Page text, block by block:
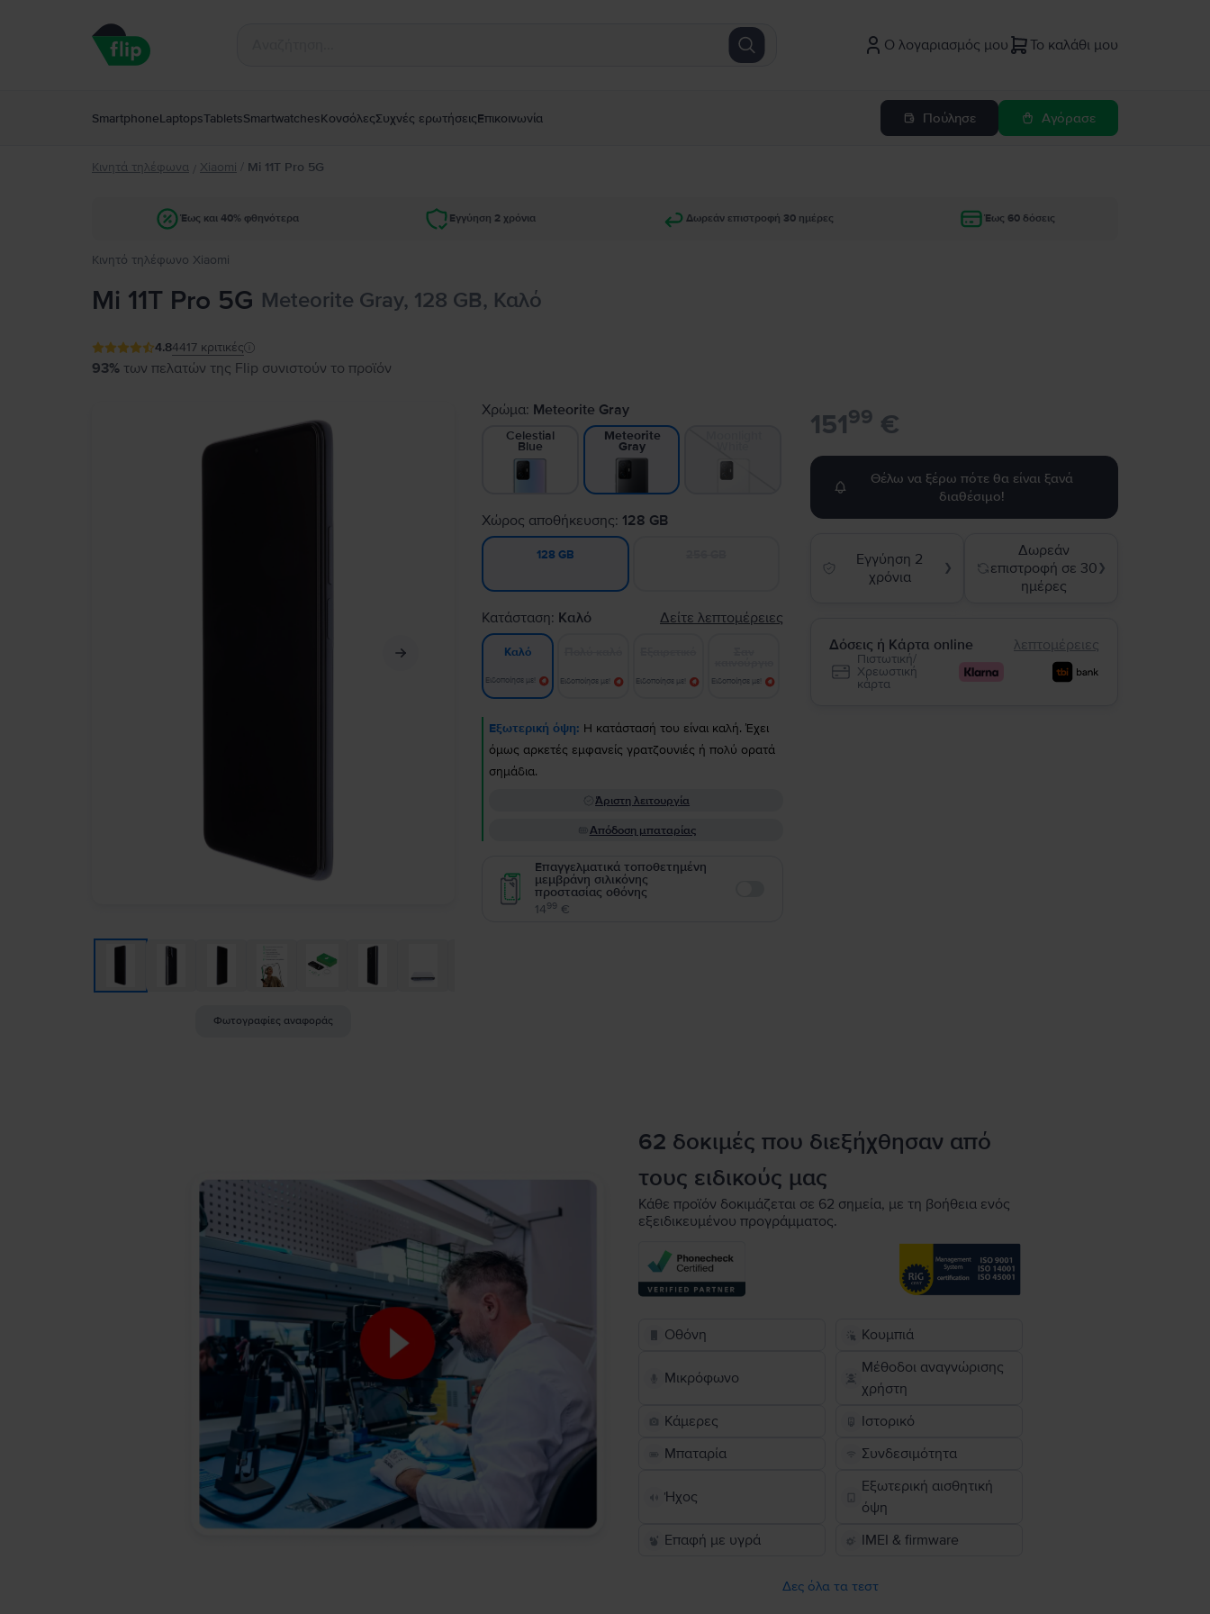
Ο λογαριασμός μου Το καλάθι μου
SmartphoneLaptopsTabletsSmartwatchesΚονσόλεςΣυχνές ερωτήσειςΕπικοινωνία Πούλησε Αγόρασε
Κινητά τηλέφωνα / Xiaomi / Mi 11T Pro 5G
Έως και 40% φθηνότερα Εγγύηση 2 χρόνια Δωρεάν επιστροφή 30 ημέρες Έως 60 δόσεις
Κινητό τηλέφωνο Xiaomi
Mi 11T Pro 5G Meteorite Gray, 128 GB, Καλό
4.84417 κριτικές
93% των πελατών της Flip συνιστούν το προϊόν
Φωτογραφίες αναφοράς
Χρώμα: Meteorite Gray
Celestial
Blue
Meteorite
Gray
Χώρος αποθήκευσης: 128 GB
128 GB
Κατάσταση: Καλό Δείτε λεπτομέρειες
Καλό
Ειδοποίησε με! Ειδοποίησε με! Ειδοποίησε με! Ειδοποίησε με!
Εξωτερική όψη: Η κατάστασή του είναι καλή. Έχει
όμως αρκετές εμφανείς γρατζουνιές ή πολύ ορατά
σημάδια.
Άριστη λειτουργία
Απόδοση μπαταρίας
Επαγγελματικά τοποθετημένη
μεμβράνη σιλικόνης
προστασίας οθόνης
1499 €
15199 €
Θέλω να ξέρω πότε θα είναι ξανά
διαθέσιμο!
Εγγύηση 2
χρόνια
❯
Δωρεάν
επιστροφή σε 30
ημέρες
❯
Δόσεις ή Κάρτα online λεπτομέρειες
Πιστωτική/
Χρεωστική
κάρτα
62 δοκιμές που διεξήχθησαν από
τους ειδικούς μας
Κάθε προϊόν δοκιμάζεται σε 62 σημεία, με τη βοήθεια ενός
εξειδικευμένου προγράμματος.
Οθόνη Κουμπιά
Μικρόφωνο
Μέθοδοι αναγνώρισης
χρήστη
Κάμερες
Ιστορικό
Μπαταρία
Συνδεσιμότητα
Ήχος
Εξωτερική αισθητική
όψη
Επαφή με υγρά
IMEI & firmware
Δες όλα τα τεστ